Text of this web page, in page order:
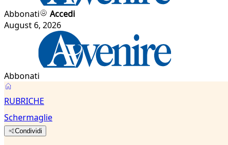
Abbonati
Accedi
August 6, 2026
Abbonati
RUBRICHE
Schermaglie
Condividi